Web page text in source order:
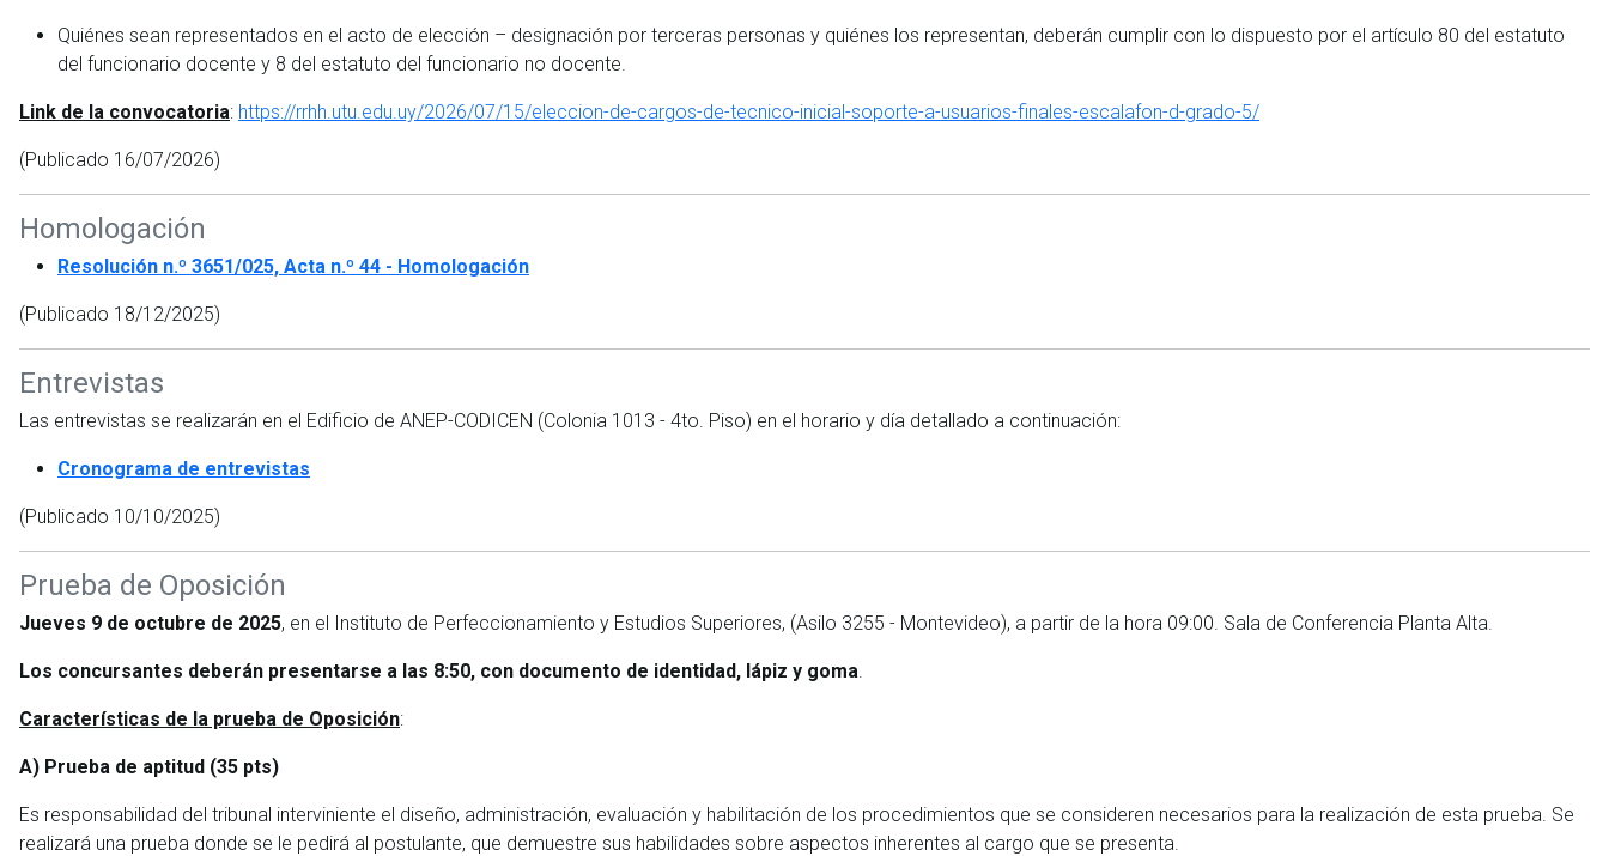
Quiénes sean representados en el acto de elección – designación por terceras personas y quiénes los representan, deberán cumplir con lo dispuesto por el artículo 80 del estatuto
del funcionario docente y 8 del estatuto del funcionario no docente.
Link de la convocatoria: https://rrhh.utu.edu.uy/2026/07/15/eleccion-de-cargos-de-tecnico-inicial-soporte-a-usuarios-finales-escalafon-d-grado-5/
(Publicado 16/07/2026)
Homologación
Resolución n.º 3651/025, Acta n.º 44 - Homologación
(Publicado 18/12/2025)
Entrevistas
Las entrevistas se realizarán en el Edificio de ANEP-CODICEN (Colonia 1013 - 4to. Piso) en el horario y día detallado a continuación:
Cronograma de entrevistas
(Publicado 10/10/2025)
Prueba de Oposición
Jueves 9 de octubre de 2025, en el Instituto de Perfeccionamiento y Estudios Superiores, (Asilo 3255 - Montevideo), a partir de la hora 09:00. Sala de Conferencia Planta Alta.
Los concursantes deberán presentarse a las 8:50, con documento de identidad, lápiz y goma.
Características de la prueba de Oposición:
A) Prueba de aptitud (35 pts)
Es responsabilidad del tribunal interviniente el diseño, administración, evaluación y habilitación de los procedimientos que se consideren necesarios para la realización de esta prueba. Se
realizará una prueba donde se le pedirá al postulante, que demuestre sus habilidades sobre aspectos inherentes al cargo que se presenta.